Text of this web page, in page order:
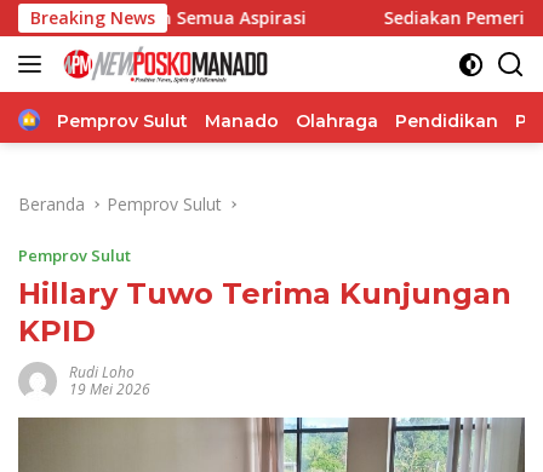
Langsung
ke
konten
Breaking News
Semua Aspirasi Sediakan Pemeriksaan
Home
Pemprov Sulut Manado Olahraga Pendidikan
Beranda Pemprov Sulut
Pemprov Sulut
Hillary Tuwo Terima Kunjungan
KPID
Rudi Loho
19 Mei 2026